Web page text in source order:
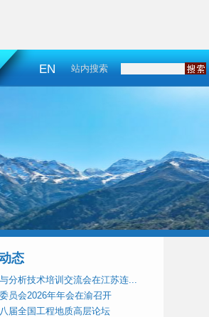
EN 站内搜索
态
分析技术培训交流会在江苏连...
员会2026年年会在渝召开
届全国工程地质高层论坛